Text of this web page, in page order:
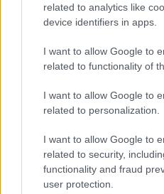
related to analytics like
device identifiers in apps.
I want to allow Google to
related to functionality of
I want to allow Google to
related to personalization.
I want to allow Google to
related to security,
functionality and fraud
user protection.
SMASH by Meló-Diák:
hangulata – Jön a második
Július végén folytatódik a
sorozat.
Platformok: Nintendo Switch